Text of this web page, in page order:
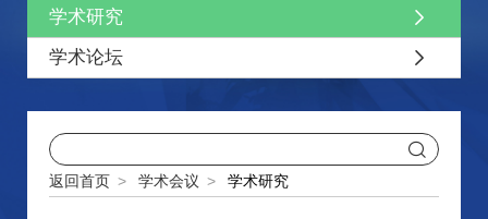
学术研究
学术论坛
返回首页 > 学术会议 > 学术研究